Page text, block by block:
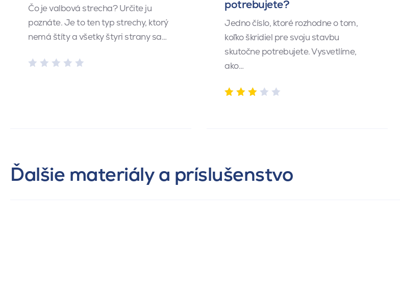
Čo je valbová strecha? Určite ju
poznáte. Je to ten typ strechy, ktorý
nemá štíty a všetky štyri strany sa…
potrebujete?
Jedno číslo, ktoré rozhodne o tom,
koľko škridiel pre svoju stavbu
skutočne potrebujete. Vysvetlíme,
ako…
Ďalšie materiály a príslušenstvo